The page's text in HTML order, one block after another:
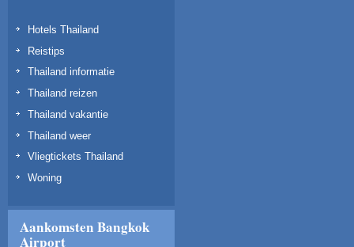
Hotels Thailand
Reistips
Thailand informatie
Thailand reizen
Thailand vakantie
Thailand weer
Vliegtickets Thailand
Woning
Aankomsten Bangkok
Airport